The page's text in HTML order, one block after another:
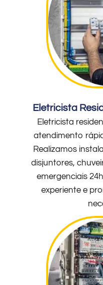
Eletricista
Eletricista
atendimento
Realizamos
disjuntores,
emergenciais
experiente e